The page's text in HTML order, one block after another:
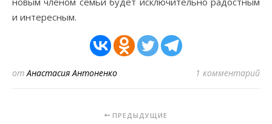
и интересным.
отАнастасия Антоненко 1 комментарий
ПРЕДЫДУЩИЕ